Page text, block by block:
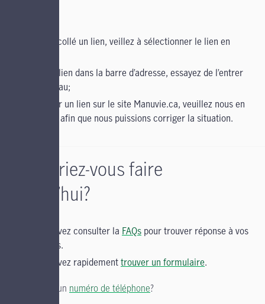
copié et collé un lien, veillez à sélectionner le lien en
entré un lien dans la barre d’adresse, essayez de l’entrer
de nouveau;
cliqué sur un lien sur le site Manuvie.ca, veuillez nous en
informer afin que nous puissions corriger la situation.
Qu’aimeriez-vous faire
aujourd’hui?
Vous pouvez consulter la FAQs pour trouver réponse à vos
questions.
Vous pouvez rapidementtrouver un formulaire.
Vous cherchez un numéro de téléphone?